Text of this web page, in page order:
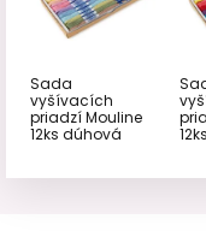
Sada
vyšívacích
priadzí Mouline
12ks dúhová